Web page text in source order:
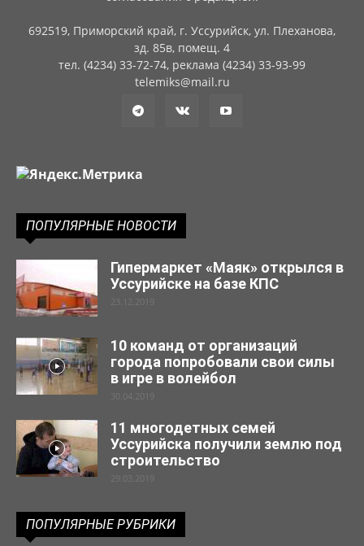
692519, Приморский край, г. Уссурийск, ул. Плеханова,
зд. 85в, помещ. 4
тел. (4234) 33-72-74, реклама (4234) 33-93-99
telemiks@mail.ru
ПОПУЛЯРНЫЕ НОВОСТИ
Гипермаркет «Маяк» открылся в
Уссурийске на базе КПС
23.12.2019
10 команд от организаций
города попробовали свои силы
в игре в волейбол
30.04.2019
11 многодетных семей
Уссурийска получили землю под
строительство
29.03.2019
ПОПУЛЯРНЫЕ РУБРИКИ